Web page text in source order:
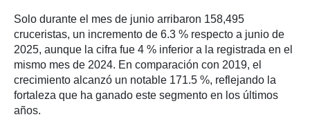
Solo durante el mes de junio arribaron 158,495
cruceristas, un incremento de 6.3 % respecto a junio de
2025, aunque la cifra fue 4 % inferior a la registrada en el
mismo mes de 2024. En comparación con 2019, el
crecimiento alcanzó un notable 171.5 %, reflejando la
fortaleza que ha ganado este segmento en los últimos
años.